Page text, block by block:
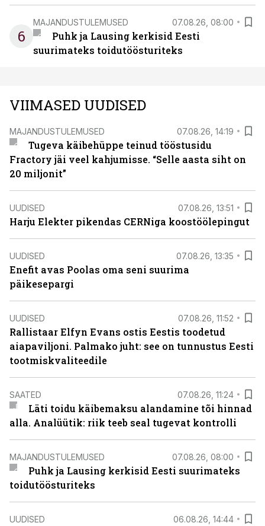
6
MAJANDUSTULEMUSED 07.08.26, 08:00
Puhk ja Lausing kerkisid Eesti
suurimateks toidutöösturiteks
VIIMASED UUDISED
MAJANDUSTULEMUSED 07.08.26, 14:19
Tugeva käibehüppe teinud tööstusidu
Fractory jäi veel kahjumisse. “Selle aasta siht on
20 miljonit”
UUDISED 07.08.26, 13:51
Harju Elekter pikendas CERNiga koostöölepingut
UUDISED 07.08.26, 13:35
Enefit avas Poolas oma seni suurima
päikesepargi
UUDISED 07.08.26, 11:52
Rallistaar Elfyn Evans ostis Eestis toodetud
aiapaviljoni. Palmako juht: see on tunnustus Eesti
tootmiskvaliteedile
SAATED 07.08.26, 11:24
Läti toidu käibemaksu alandamine tõi hinnad
alla. Analüütik: riik teeb seal tugevat kontrolli
MAJANDUSTULEMUSED 07.08.26, 08:00
Puhk ja Lausing kerkisid Eesti suurimateks
toidutöösturiteks
UUDISED 06.08.26, 14:44